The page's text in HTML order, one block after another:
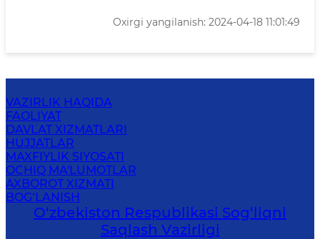
Oxirgi yangilanish: 2024-04-18 11:01:49
VAZIRLIK HAQIDA
FAOLIYAT
DAVLAT XIZMATLARI
HUJJATLAR
MAXFIYLIK SIYOSATI
OCHIQ MA'LUMOTLAR
AXBOROT XIZMATI
BOG‘LANISH
O‘zbеkistоn Rеspublikаsi Sоg‘liqni
Saqlash Vаzirligi